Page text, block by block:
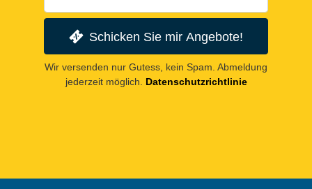
Schicken Sie mir Angebote!
Wir versenden nur Gutess, kein Spam. Abmeldung
jederzeit möglich.
Datenschutzrichtlinie